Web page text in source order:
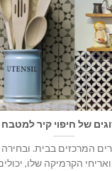
המרכזים בבית. ובחירה
הקרמיקה שלו,